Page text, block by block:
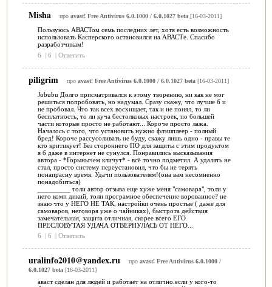
Misha про avast! Free Antivirus 6.0.1000 / 6.0.1027 beta[16-03-2011]
Пользуюсь АВАСТом семь последних лет, хотя есть возможность
использовать Касперского остановился на АВАСТе. Спасибо
разработчикам!
6
| 6 | Ответить
piligrim про avast! Free Antivirus 6.0.1000 / 6.0.1027 beta[16-03-2011]
Jobubu Долго присматривался к этому творению, ни как не мог
решиться попробовать, но надумал. Сразу скажу, что лучше б и
не пробовал. Что так всех восхищает, так и не понял, то ли
бесплатность, то ли куча бестолковых настроек, по большей
части которые просто не работают... Короче просто лажа.
Началось с того, что установить нужно флэшплеер - полный
бред! Короче рассусоливать не буду, скажу лишь одно - правы те
кто критикует! Без стороннего ПО для защиты с этим продуктом
я б даже в интернет не сунулся. Понравились высказывания
автора - *Горынычем кличут* - всё точно подметил. А удалять не
стал, просто систему переустановил, что бы не терять
понапрасну время. Удачи пользователям!(она вам несомненно
понадобиться)
_________ толи автор отзыва еще хуже меня "самовара", толи у
него комп дикий, толи програмное обеспечение ворованное? не
знаю что у НЕГО НЕ ТАК, настройки очень простые ( даже для
самоваров, неговоря уже о чайниках), быстрота действия
замечательная, защита отличная, скорее всего ЕГО
ПРЕСЛОВУТАЯ УДАЧА ОТВЕРНУЛАСЬ ОТ НЕГО...
6
| 6 | Ответить
uralinfo2010@yandex.ru про avast! Free Antivirus 6.0.1000 /
6.0.1027 beta[16-03-2011]
аваст сделан для людей и работает на отлично.если у кого-то